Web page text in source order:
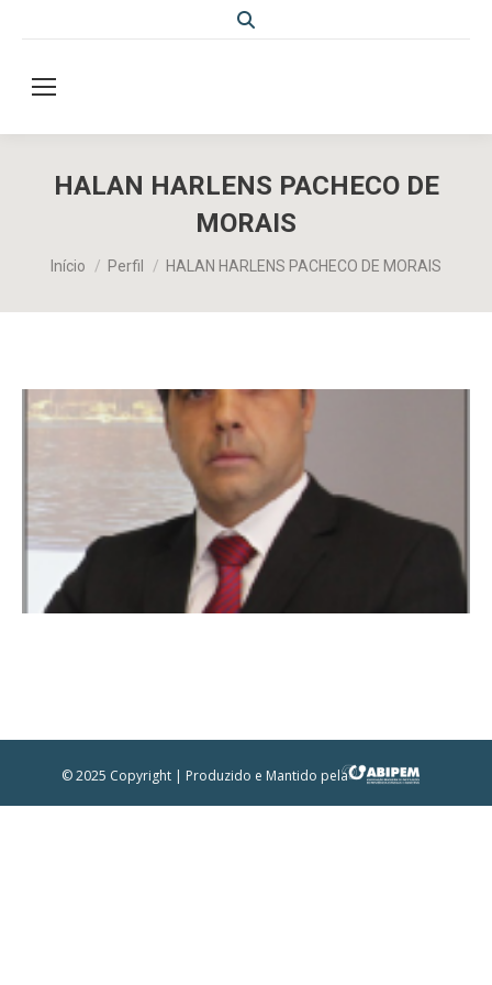
Search:
HALAN HARLENS PACHECO DE
MORAIS
Início Perfil HALAN HARLENS PACHECO DE MORAIS
© 2025 Copyright | Produzido e Mantido pela